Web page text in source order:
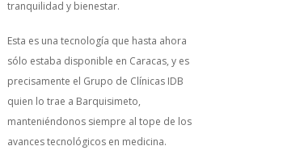
tranquilidad y bienestar.
Esta es una tecnología que hasta ahora
sólo estaba disponible en Caracas, y es
precisamente el Grupo de Clínicas IDB
quien lotrae a Barquisimeto,
manteniéndonos siempre al tope de los
avancestecnológicos en medicina.